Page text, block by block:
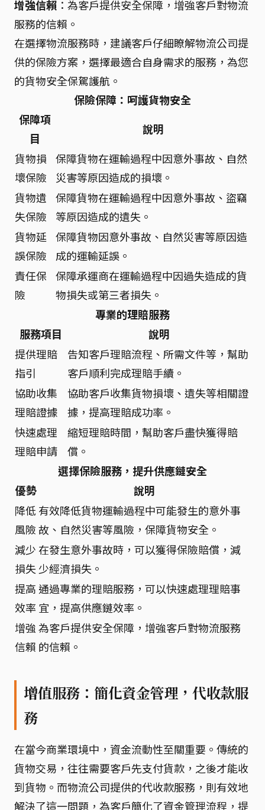
增強信賴 ：為客戶提供安全保障，增強客戶對物流
服務的信賴。
在選擇物流服務時，建議客戶仔細瞭解物流公司提
供的保險方案，選擇最適合自身需求的服務，為您
的貨物安全保駕護航。
保險保障：呵護貨物安全
保障項
目
說明
貨物損
壞保險
保障貨物在運輸過程中因意外事故、自然
災害等原因造成的損壞。
貨物遺
失保險
保障貨物在運輸過程中因意外事故、盜竊
等原因造成的遺失。
貨物延
誤保險
保障貨物因意外事故、自然災害等原因造
成的運輸延誤。
責任保
險
保障承運商在運輸過程中因過失造成的貨
物損失或第三者損失。
專業的理賠服務
服務項目
說明
提供理賠
指引
告知客戶理賠流程、所需文件等，幫助
客戶順利完成理賠手續。
協助收集
理賠證據
協助客戶收集貨物損壞、遺失等相關證
據，提高理賠成功率。
快速處理
理賠申請
縮短理賠時間，幫助客戶盡快獲得賠
償。
選擇保險服務，提升供應鏈安全
優勢
說明
降低
風險
有效降低貨物運輸過程中可能發生的意外事
故、自然災害等風險，保障貨物安全。
減少
損失
在發生意外事故時，可以獲得保險賠償，減
少經濟損失。
提高
效率
通過專業的理賠服務，可以快速處理理賠事
宜，提高供應鏈效率。
增強
信賴
為客戶提供安全保障，增強客戶對物流服務
的信賴。
增值服務：簡化資金管理，代收款服
務
在當今商業環境中，資金流動性至關重要。傳統的
貨物交易，往往需要客戶先支付貨款，之後才能收
到貨物。而物流公司提供的代收款服務，則有效地
解決了這一問題，為客戶簡化了資金管理流程，提